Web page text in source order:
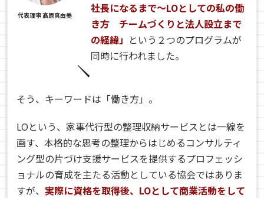
代表理事 髙原真由美
社長になるまで〜LOとしての私の働
き方 チームづくりと法人設立まで
の経緯」 という２つのプログラムが
同時に行われました。
そう、キーワードは「働き方」。
LOという、家事代行型の整理収納サービスとは一線を
画す、本格的な思考の整理からはじめるコンサルティ
ング型の片づけ支援サービスを提供するプロフェッシ
ョナルの育成を主たる活動としている協会ではありま
すが、 実際に資格を取得後、LOとして商業活動をして